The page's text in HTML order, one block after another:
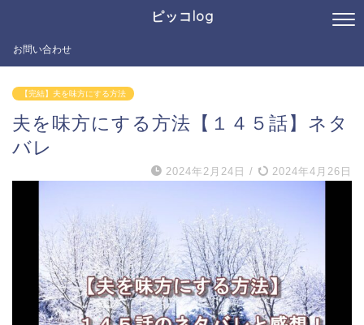
ピッコlog
お問い合わせ
【完結】夫を味方にする方法
夫を味方にする方法【１４５話】ネタ
バレ
2024年2月24日 / 2024年4月26日